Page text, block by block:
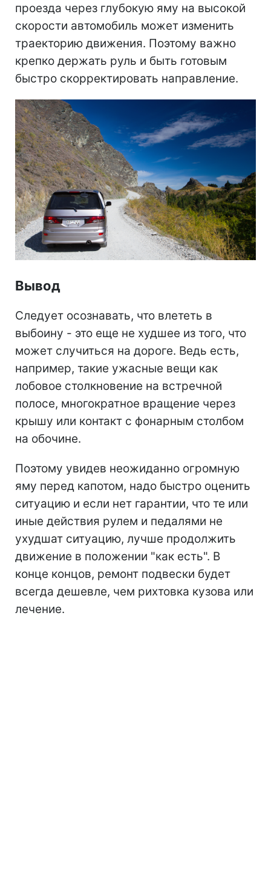
проезда через глубокую яму на высокой
скорости автомобиль может изменить
траекторию движения. Поэтому важно
крепко держать руль и быть готовым
быстро скорректировать направление.
Вывод
Следует осознавать, что влететь в
выбоину - это еще не худшее из того, что
может случиться на дороге. Ведь есть,
например, такие ужасные вещи как
лобовое столкновение на встречной
полосе, многократное вращение через
крышу или контакт с фонарным столбом
на обочине.
Поэтому увидев неожиданно огромную
яму перед капотом, надо быстро оценить
ситуацию и если нет гарантии, что те или
иные действия рулем и педалями не
ухудшат ситуацию, лучше продолжить
движение в положении "как есть". В
конце концов, ремонт подвески будет
всегда дешевле, чем рихтовка кузова или
лечение.